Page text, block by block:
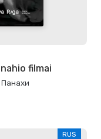
filmai
RUS